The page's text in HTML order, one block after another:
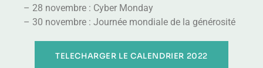
– 28 novembre : Cyber Monday
– 30 novembre : Journée mondiale de la générosité
TELECHARGER LE CALENDRIER 2022